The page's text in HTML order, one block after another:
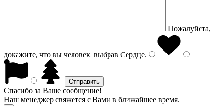
Пожалуйста,
докажите, что вы человек, выбрав Сердце.
Спасибо за Ваше сообщение!
Наш менеджер свяжется с Вами в ближайшее время.